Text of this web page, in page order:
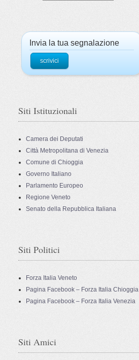
Invia la tua segnalazione
scrivici
Siti Istituzionali
Camera dei Deputati
Città Metropolitana di Venezia
Comune di Chioggia
Governo Italiano
Parlamento Europeo
Regione Veneto
Senato della Repubblica Italiana
Siti Politici
Forza Italia Veneto
Pagina Facebook – Forza Italia Chioggia
Pagina Facebook – Forza Italia Venezia
Siti Amici